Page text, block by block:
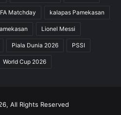
Matchday kalapas Pamekasan
Lionel Messi
Piala Dunia 2026 PSSI
World Cup 2026
All Rights Reserved